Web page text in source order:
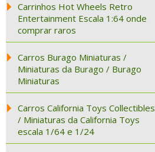
Carrinhos Hot Wheels Retro
Entertainment Escala 1:64 onde
comprar raros
Carros Burago Miniaturas /
Miniaturas da Burago / Burago
Miniaturas
Carros California Toys Collectibles
/ Miniaturas da California Toys
escala 1/64 e 1/24